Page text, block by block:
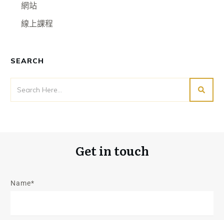
網站
線上課程
SEARCH
Get in touch
Name*